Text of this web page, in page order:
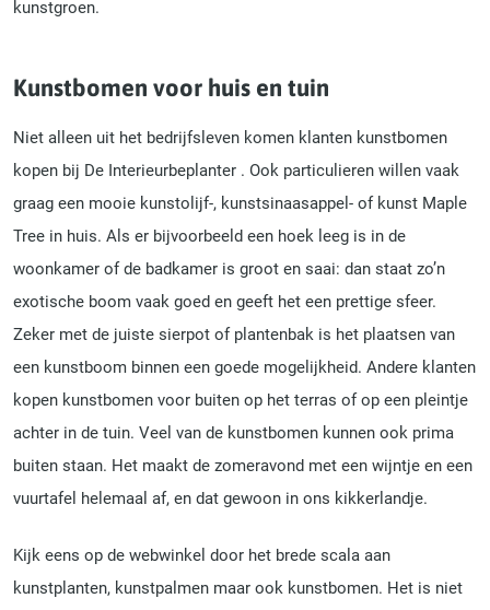
kunstgroen.
Kunstbomen voor huis en tuin
Niet alleen uit het bedrijfsleven komen klanten kunstbomen
kopen bij De Interieurbeplanter . Ook particulieren willen vaak
graag een mooie kunstolijf-, kunstsinaasappel- of kunst Maple
Tree in huis. Als er bijvoorbeeld een hoek leeg is in de
woonkamer of de badkamer is groot en saai: dan staat zo’n
exotische boom vaak goed en geeft het een prettige sfeer.
Zeker met de juiste sierpot of plantenbak is het plaatsen van
een kunstboom binnen een goede mogelijkheid. Andere klanten
kopen kunstbomen voor buiten op het terras of op een pleintje
achter in de tuin. Veel van de kunstbomen kunnen ook prima
buiten staan. Het maakt de zomeravond met een wijntje en een
vuurtafel helemaal af, en dat gewoon in ons kikkerlandje.
Kijk eens op de webwinkel door het brede scala aan
kunstplanten, kunstpalmen maar ook kunstbomen. Het is niet